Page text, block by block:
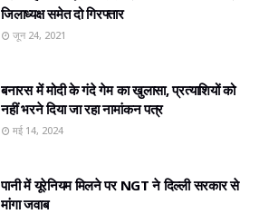
जिलाध्यक्ष समेत दो गिरफ्तार
जून 24, 2021
बनारस में मोदी के गंदे गेम का खुलासा, प्रत्‍याशियों को
नहीं भरने दिया जा रहा नामांकन पत्र
मई 14, 2024
पानी में यूरेनियम मिलने पर NGT ने दिल्ली सरकार से
मांगा जवाब